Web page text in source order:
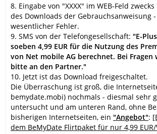
8. Eingabe von "XXXX" im WEB-Feld
des Downloads der Gebrauchsanweisung
wesentlicher Fehler.
9. SMS von der Telefongesellschaft: "E-
soeben 4,99 EUR für die Nutzung des
von Net mobile AG berechnet. Bei Fragen
bitte an den Partner."
10. Jetzt ist das Download freigeschaltet.
Die Überraschung ist groß, die
bemydate.mobi) nochmals - diesmal sehr
untersucht und am unteren Rand, ohne
bisherigen Internetseiten, ein "Angebot":
dem BeMyDate Flirtpaket für nur 4,99